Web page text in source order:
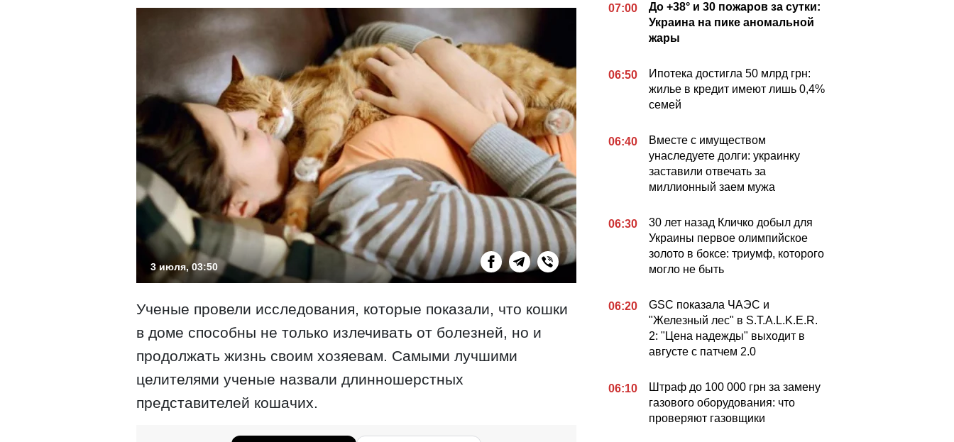
3 июля, 03:50
Ученые провели исследования, которые показали, что кошки
в доме способны не только излечивать от болезней, но и
продолжать жизнь своим хозяевам. Самыми лучшими
целителями ученые назвали длинношерстных
представителей кошачих.
07:00
До +38° и 30 пожаров за сутки:
Украина на пике аномальной
жары
06:50
Ипотека достигла 50 млрд грн:
жилье в кредит имеют лишь 0,4%
семей
06:40
Вместе с имуществом
унаследуете долги: украинку
заставили отвечать за
миллионный заем мужа
06:30
30 лет назад Кличко добыл для
Украины первое олимпийское
золото в боксе: триумф, которого
могло не быть
06:20
GSC показала ЧАЭС и
"Железный лес" в S.T.A.L.K.E.R.
2: "Цена надежды" выходит в
августе с патчем 2.0
06:10
Штраф до 100 000 грн за замену
газового оборудования: что
проверяют газовщики